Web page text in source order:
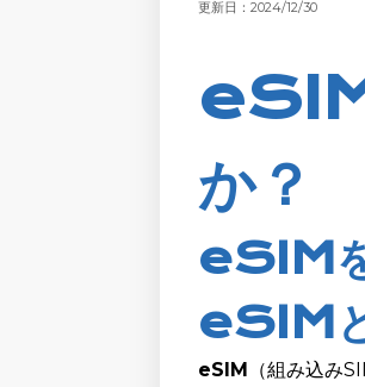
更新日：2024/12/30
eSIM
か？
eSIM
eSIM
eSIM （組み込み